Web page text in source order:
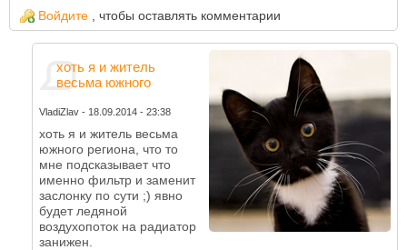
Войдите , чтобы оставлять комментарии
хоть я и житель
весьма южного
VladiZlav- 18.09.2014 - 23:38
хоть я и житель весьма
южного региона, что то
мне подсказывает что
именно фильтр и заменит
заслонку по сути ;) явно
будет ледяной
воздухопоток на радиатор
занижен.